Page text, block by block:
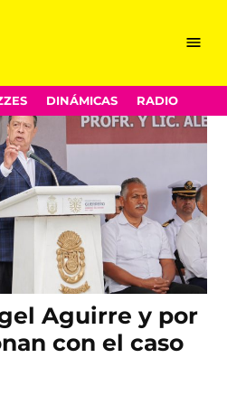
Menu
DINÁMICAS RADIO
Aguirre y por
con el caso